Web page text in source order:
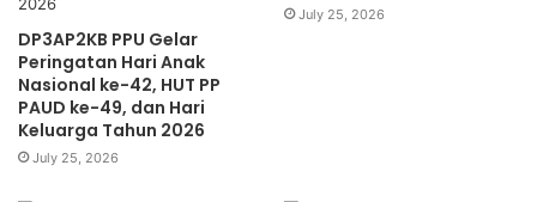
DP3AP2KB PPU Gelar
Peringatan Hari Anak
Nasional ke-42, HUT PP
PAUD ke-49, dan Hari
Keluarga Tahun 2026
July 25, 2026
July 25, 2026